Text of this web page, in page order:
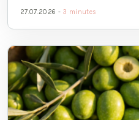
27.07.2026 - 3 minutes